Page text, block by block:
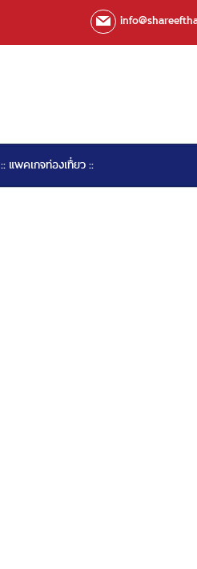
:: แพคเกจท่องเที่ยว ::